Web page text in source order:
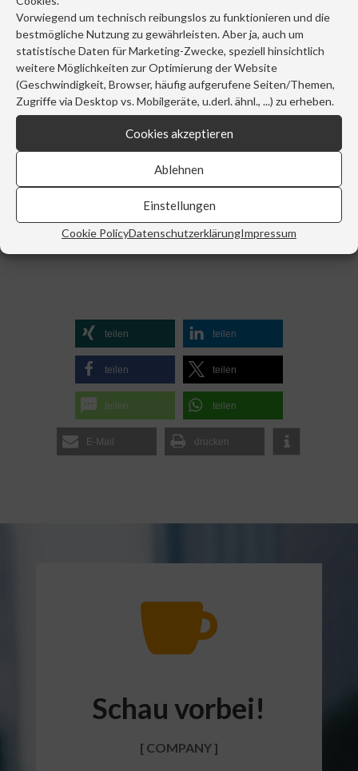
Vorwiegend um technisch reibungslos zu funktionieren und die
bestmögliche Nutzung zu gewährleisten. Aber ja, auch um
statistische Daten für Marketing-Zwecke, speziell hinsichtlich
weitere Möglichkeiten zur Optimierung der Website
(Geschwindigkeit, Browser, häufig aufgerufene Seiten/Themen,
Zugriffe via Desktop vs. Mobilgeräte, u.derl. ähnl., ...) zu erheben.
Cookies akzeptieren
Ablehnen
Einstellungen
Cookie PolicyDatenschutzerklärungImpressum
Sarah Burgstaller,
„Fashionista“
Sarah Burgstaller,
„Daydream“
960,00€
inkl. 20 % MwSt.
(zzgl.
Versandkosten
teilen teilen
teilen teilen
teilen teilen
E-Mail drucken

Schau vorbei!
[ COMPANY ]